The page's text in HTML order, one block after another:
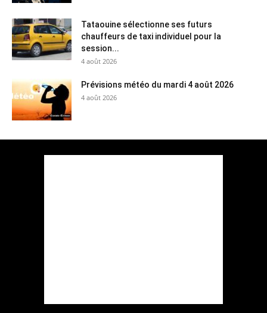
Tataouine sélectionne ses futurs
chauffeurs de taxi individuel pour la
session...
4 août 2026
Prévisions météo du mardi 4 août 2026
4 août 2026